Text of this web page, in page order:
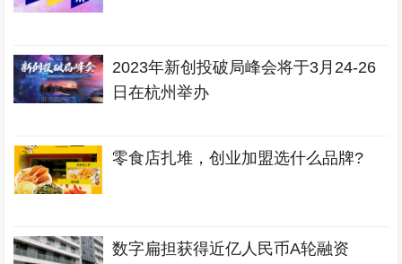
2023年新创投破局峰会将于3月24-26
日在杭州举办
零食店扎堆，创业加盟选什么品牌?
数字扁担获得近亿人民币A轮融资